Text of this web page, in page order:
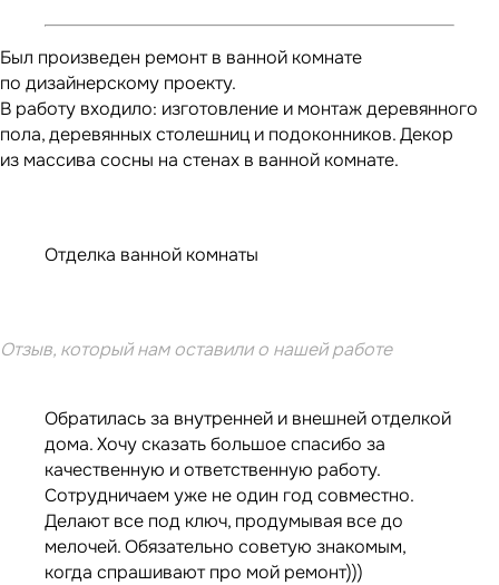
Был произведен ремонт в ванной комнате
по дизайнерскому проекту.
В работу входило: изготовление и монтаж деревянного
пола, деревянных столешниц и подоконников. Декор
из массива сосны на стенах в ванной комнате.
Отделка ванной комнаты
Отзыв, который нам оставили о нашей работе
Обратилась за внутренней и внешней отделкой
дома. Хочу сказать большое спасибо за
качественную и ответственную работу.
Сотрудничаем уже не один год совместно.
Делают все под ключ, продумывая все до
мелочей. Обязательно советую знакомым,
когда спрашивают про мой ремонт)))